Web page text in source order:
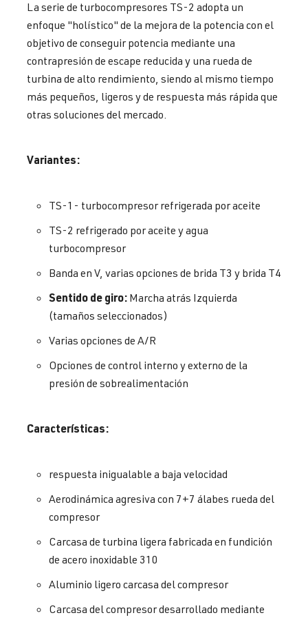
La serie de turbocompresores TS-2 adopta un
enfoque "holístico" de la mejora de la potencia con el
objetivo de conseguir potencia mediante una
contrapresión de escape reducida y una rueda de
turbina de alto rendimiento, siendo al mismo tiempo
más pequeños, ligeros y de respuesta más rápida que
otras soluciones del mercado.
Variantes:
TS-1- turbocompresor refrigerada por aceite
TS-2 refrigerado por aceite y agua
turbocompresor
Banda en V, varias opciones de brida T3 y brida T4
Sentido de giro: Marcha atrás Izquierda
(tamaños seleccionados)
Varias opciones de A/R
Opciones de control interno y externo de la
presión de sobrealimentación
Características:
respuesta inigualable a baja velocidad
Aerodinámica agresiva con 7+7 álabes rueda del
compresor
Carcasa de turbina ligera fabricada en fundición
de acero inoxidable 310
Aluminio ligero carcasa del compresor
Carcasa del compresor desarrollado mediante